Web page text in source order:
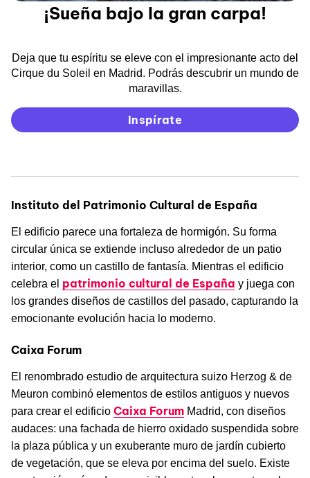
¡Sueña bajo la gran carpa!
Deja que tu espíritu se eleve con el impresionante acto del
Cirque du Soleil en Madrid. Podrás descubrir un mundo de
maravillas.
Inspírate
Instituto del Patrimonio Cultural de España
El edificio parece una fortaleza de hormigón. Su forma
circular única se extiende incluso alrededor de un patio
interior, como un castillo de fantasía. Mientras el edificio
celebra el patrimonio cultural de España y juega con
los grandes diseños de castillos del pasado, capturando la
emocionante evolución hacia lo moderno.
Caixa Forum
El renombrado estudio de arquitectura suizo Herzog & de
Meuron combinó elementos de estilos antiguos y nuevos
para crear el edificio Caixa Forum Madrid, con diseños
audaces: una fachada de hierro oxidado suspendida sobre
la plaza pública y un exuberante muro de jardín cubierto
de vegetación, que se eleva por encima del suelo. Existe